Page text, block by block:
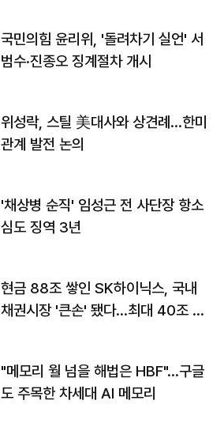
국민의힘 윤리위, '돌려차기 실언' 서
범수·진종오 징계절차 개시
위성락, 스틸 美대사와 상견례…한미
관계 발전 논의
'채상병 순직' 임성근 전 사단장 항소
심도 징역 3년
현금 88조 쌓인 SK하이닉스, 국내
채권시장 '큰손' 됐다…최대 40조 투
"메모리 월 넘을 해법은 HBF"…구글
도 주목한 차세대 AI 메모리